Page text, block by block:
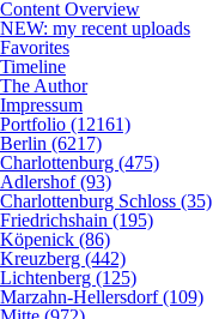
Content Overview
NEW: my recent uploads
Favorites
Timeline
The Author
Impressum
Portfolio (12161)
Berlin (6217)
Charlottenburg (475)
Adlershof (93)
Charlottenburg Schloss (35)
Friedrichshain (195)
Köpenick (86)
Kreuzberg (442)
Lichtenberg (125)
Marzahn-Hellersdorf (109)